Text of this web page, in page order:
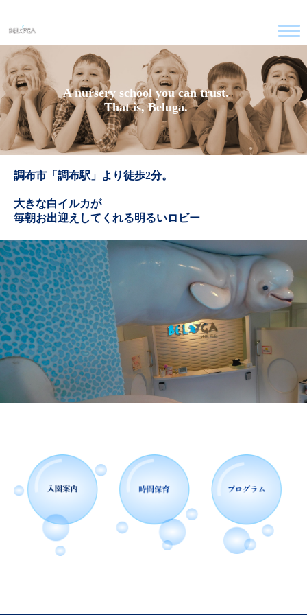
A nursery school you can trust.
That is, Beluga.
調布市「調布駅」より徒歩2分。
大きな白イルカが
毎朝お出迎えしてくれる明るいロビー